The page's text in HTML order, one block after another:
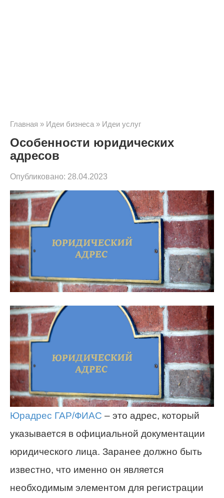
Главная » Идеи бизнеса » Идеи услуг
Особенности юридических
адресов
Опубликовано: 28.04.2023
Юрадрес ГАР/ФИАС – это адрес, который
указывается в официальной документации
юридического лица. Заранее должно быть
известно, что именно он является
необходимым элементом для регистрации